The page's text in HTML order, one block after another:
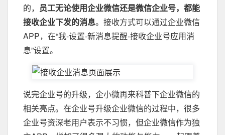
的， 员工无论使用企业微信还是微信企业号，都能
接收企业下发的消息。接收方式可以通过企业微信
APP，在“我-设置-新消息提醒-接收企业号应用消
息”设置。
说完企业号的升级，企小微再来科普下企业微信的
相关亮点。在企业号升级企业微信的过程中，很多
企业号资深老用户表示不习惯，但企业微信作为独